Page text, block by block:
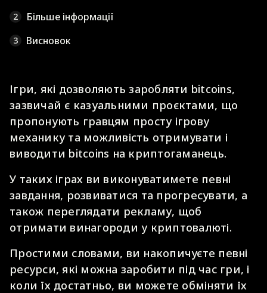
2 Більше інформації
3 Висновок
Ігри, які дозволяють заробляти bitcoins,
зазвичай є казуальними проєктами, що
пропонують гравцям просту ігрову
механику та можливість отримувати і
виводити bitcoins на криптогаманець.
У таких іграх ви виконуватимете певні
завдання, розвиватися та прогресувати, а
також переглядати рекламу, щоб
отримати винагороди у криптовалюті.
Простими словами, ви накопичуєте певні
ресурси, які можна заробити під час гри, і
коли їх достатньо, ви можете обміняти їх